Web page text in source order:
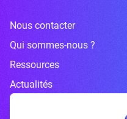
Nous contacter
Qui sommes-nous ?
Ressources
Actualités